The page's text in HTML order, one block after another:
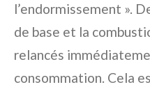
l’endormissement ».
de base et la
relancés
consommation. Cela